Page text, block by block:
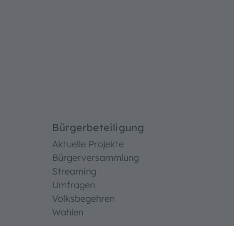
Bürgerbeteiligung
Aktuelle Projekte
Bürgerversammlung
Streaming
Umfragen
Volksbegehren
Wahlen